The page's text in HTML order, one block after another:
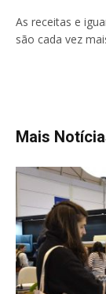
As receitas e
são cada vez
Mais